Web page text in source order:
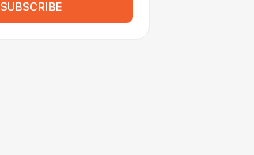
SUBSCRIBE